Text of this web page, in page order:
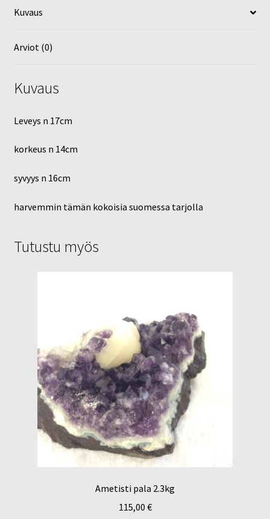
Kuvaus
Arviot (0)
Kuvaus
Leveys n 17cm
korkeus n 14cm
syvyys n 16cm
harvemmin tämän kokoisia suomessa tarjolla
Tutustu myös
Ametisti pala 2.3kg
115,00 €